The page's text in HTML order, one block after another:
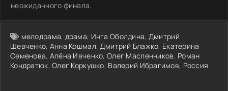
неожиданного финала.
мелодрама, драма, Инга Оболдина, Дмитрий
Шевченко, Анна Кошмал,Дмитрий Блажко, Екатерина
Семенова, Алёна Ивченко,Олег Масленников, Роман
Кондратюк,Олег Коркушко, Валерий Ибрагимов, Россия